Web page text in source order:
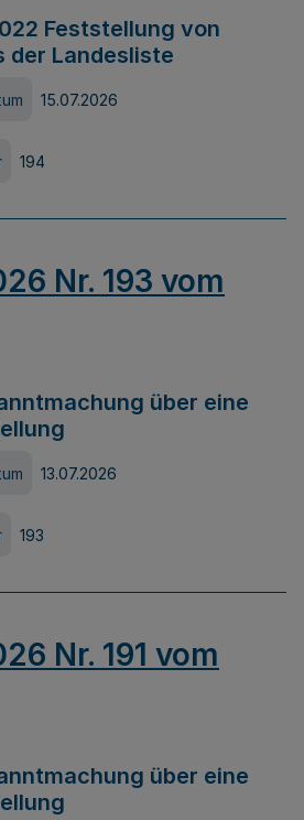
Feststellung von
der Landesliste
15.07.2026
194
Nr. 193 vom
über eine
13.07.2026
193
Nr. 191 vom
über eine